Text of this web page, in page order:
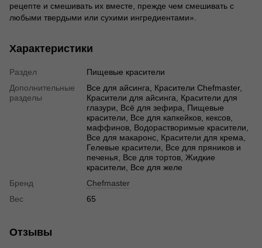
рецепте и смешивать их вместе, прежде чем смешивать с
любыми твердыми или сухими ингредиентами».
Характеристики
Раздел
Пищевые красители
Дополнительные
разделы
Все для айсинга, Красители Chefmaster,
Красители для айсинга, Красители для
глазури, Всё для зефира, Пищевые
красители, Все для капкейков, кексов,
маффинов, Водорастворимые красители,
Все для макаронс, Красители для крема,
Гелевые красители, Все для пряников и
печенья, Все для тортов, Жидкие
красители, Все для желе
Бренд
Chefmaster
Вес
65
Отзывы